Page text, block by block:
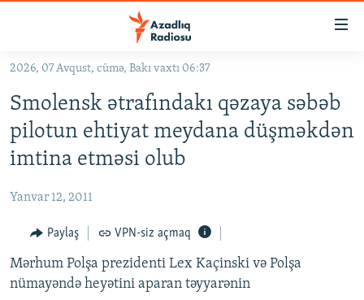
Əsas
qayıt
Əsas
naviqasiyaya
qayıt
KORRUPSIOMETR
FƏRQƏ BAX
QANUNI DOĞRU
ARAŞDIRMA
MULTIMEDIA
2026, 07 Avqust, cümə, Bakı vaxtı 06:37
Smolensk ətrafındakı qəzaya səbəb
pilotun ehtiyat meydana düşməkdən
imtina etməsi olub
Yanvar 12, 2011
Paylaş VPN-siz açmaq
Mərhum Polşa prezidenti Lex Kaçinski və Polşa
nümayəndə heyətini aparan təyyarənin